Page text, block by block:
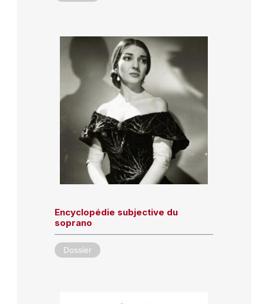
Encyclopédie subjective du
soprano
Dossier